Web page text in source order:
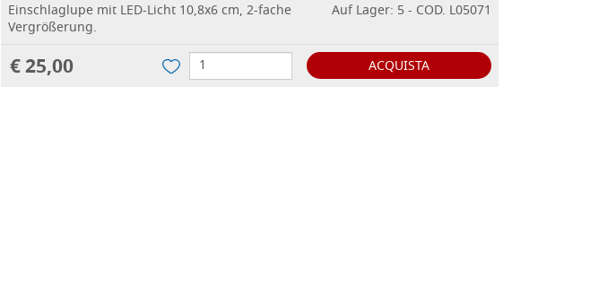
Einschlaglupe mit LED-Licht 10,8x6 cm, 2-fache
Vergrößerung.
Auf Lager: 5 - COD. L05071
€ 25,00 ACQUISTA